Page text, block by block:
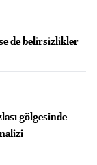
de belirsizlikler
gölgesinde